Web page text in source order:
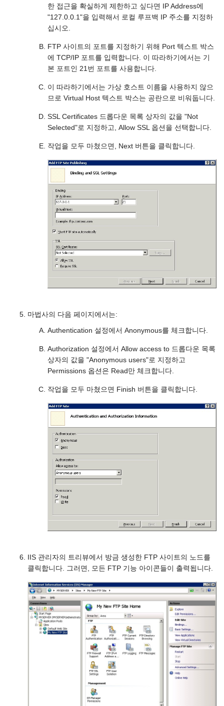
한 접근을 확실하게 제한하고 싶다면 IP Address에
"127.0.0.1"을 입력해서 로컬 루프백 IP 주소를 지정하
십시오.
FTP 사이트의 포트를 지정하기 위해 Port 텍스트 박스
에 TCP/IP 포트를 입력합니다. 이 따라하기에서는 기
본 포트인 21번 포트를 사용합니다.
이 따라하기에서는 가상 호스트 이름을 사용하지 않으
므로 Virtual Host 텍스트 박스는 공란으로 비워둡니다.
SSL Certificates 드롭다운 목록 상자의 값을 "Not
Selected"로 지정하고, Allow SSL 옵션을 선택합니다.
작업을 모두 마쳤으면, Next 버튼을 클릭합니다.
마법사의 다음 페이지에서는:
Authentication 설정에서 Anonymous를 체크합니다.
Authorization 설정에서 Allow access to 드롭다운 목록
상자의 값을 "Anonymous users"로 지정하고
Permissions 옵션은 Read만 체크합니다.
작업을 모두 마쳤으면 Finish 버튼을 클릭합니다.
IIS 관리자의 트리뷰에서 방금 생성한 FTP 사이트의 노드를
클릭합니다. 그러면, 모든 FTP 기능 아이콘들이 출력됩니다.